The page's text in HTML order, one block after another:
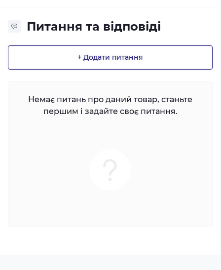
Питання та відповіді
+ Додати питання
Немає питань про даний товар, станьте
першим і задайте своє питання.